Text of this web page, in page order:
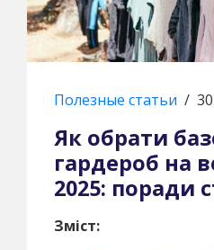
Полезные статьи /
Як обрати
гардероб на
2025: поради
Зміст: